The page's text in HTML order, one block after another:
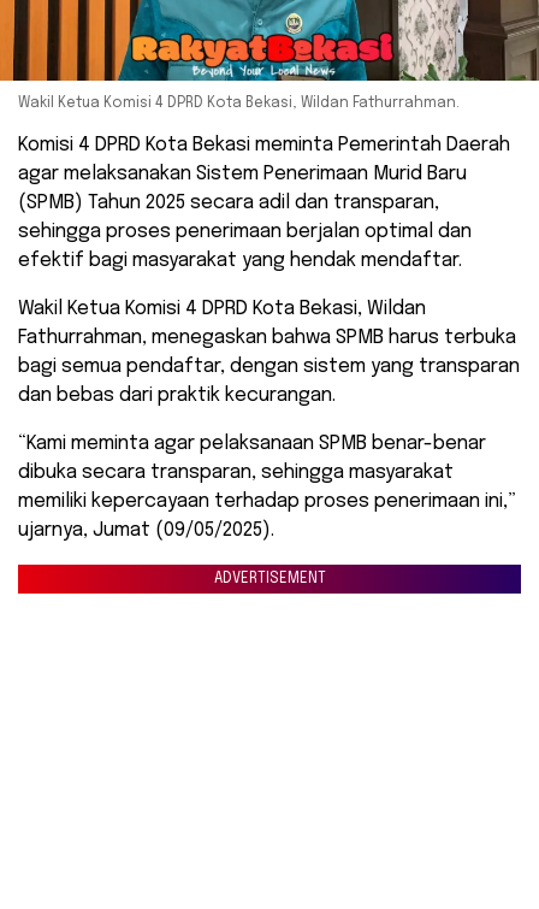
Wakil Ketua Komisi 4 DPRD Kota Bekasi, Wildan Fathurrahman.
Komisi 4 DPRD Kota Bekasi meminta Pemerintah Daerah
agar melaksanakan Sistem Penerimaan Murid Baru
(SPMB) Tahun 2025 secara adil dan transparan,
sehingga proses penerimaan berjalan optimal dan
efektif bagi masyarakat yang hendak mendaftar.
Wakil Ketua Komisi 4 DPRD Kota Bekasi, Wildan
Fathurrahman, menegaskan bahwa SPMB harus terbuka
bagi semua pendaftar, dengan sistem yang transparan
dan bebas dari praktik kecurangan.
“Kami meminta agar pelaksanaan SPMB benar-benar
dibuka secara transparan, sehingga masyarakat
memiliki kepercayaan terhadap proses penerimaan ini,”
ujarnya, Jumat (09/05/2025).
ADVERTISEMENT